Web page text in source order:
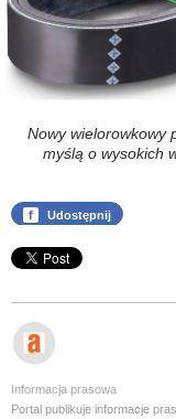
Nowy wielorowkowy
myślą o wysokich
f Udostępnij
Informacja prasowa
Portal publikuje informacje